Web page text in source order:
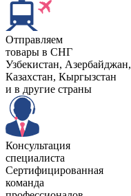
Отправляем
товары в СНГ
Узбекистан, Aзербайджан,
Казахстан, Кыргызстан
и в другие страны
Консультация
специалиста
Сертифицированная
команда